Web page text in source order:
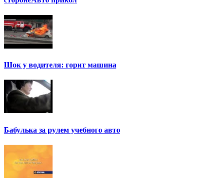
Шок у водителя: горит машина
Бабулька за рулем учебного авто